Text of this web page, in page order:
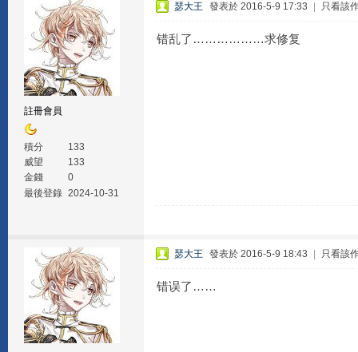
註冊會員
積分
133
威望
133
金錢
0
最後登錄 2024-10-31
瑟大王 發表於 2016-5-9 17:33 只看該
错乱了………………求修复
瑟大王 發表於 2016-5-9 18:43 只看該
错误了……